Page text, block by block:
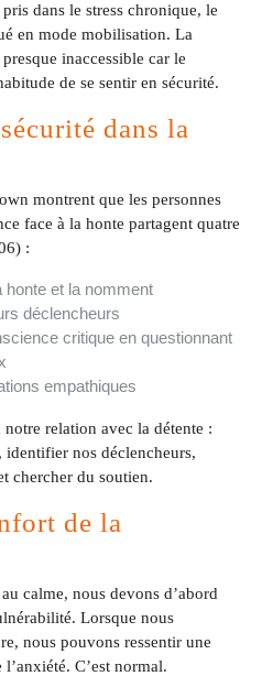
dans le stress chronique, le
en mode mobilisation. La
inaccessible car le
de se sentir en sécurité.
dans la
montrent que les personnes
face à la honte partagent quatre
:
honte et la nomment
déclencheurs
critique en questionnant
empathiques
notre relation avec la détente :
identifier nos déclencheurs,
chercher du soutien.
de la
calme, nous devons d’abord
Lorsque nous
nous pouvons ressentir une
C’est normal.